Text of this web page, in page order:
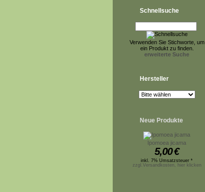
Schnellsuche
Verwenden Sie Stichworte, um
ein Produkt zu finden.
erweiterte Suche
Hersteller
Neue Produkte
Ipomoea jicama
5,00€
inkl. 7% Umsatzsteuer *
zzgl.Versandkosten, hier klicken